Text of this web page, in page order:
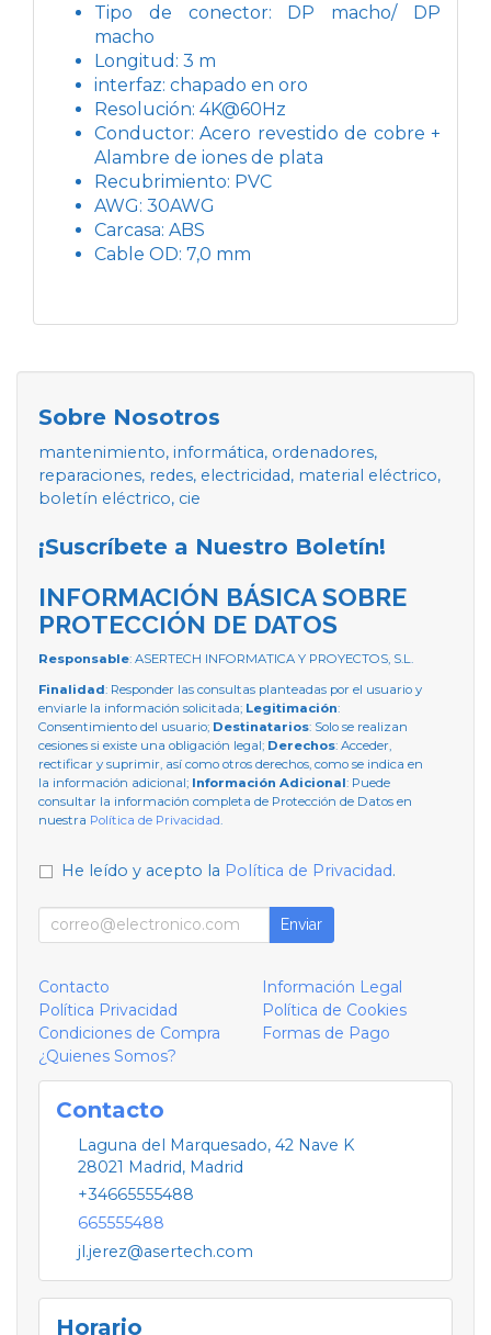
Tipo de conector: DP macho/ DP
macho
Longitud: 3 m
interfaz: chapado en oro
Resolución: 4K@60Hz
Conductor: Acero revestido de cobre +
Alambre de iones de plata
Recubrimiento: PVC
AWG: 30AWG
Carcasa: ABS
Cable OD: 7,0 mm
Sobre Nosotros
mantenimiento, informática, ordenadores,
reparaciones, redes, electricidad, material eléctrico,
boletín eléctrico, cie
¡Suscríbete a Nuestro Boletín!
INFORMACIÓN BÁSICA SOBRE
PROTECCIÓN DE DATOS
Responsable: ASERTECH INFORMATICA Y PROYECTOS, S.L.
Finalidad: Responder las consultas planteadas por el usuario y
enviarle la información solicitada; Legitimación:
Consentimiento del usuario; Destinatarios: Solo se realizan
cesiones si existe una obligación legal; Derechos: Acceder,
rectificar y suprimir, así como otros derechos, como se indica en
la información adicional; Información Adicional: Puede
consultar la información completa de Protección de Datos en
nuestra Política de Privacidad
He leído y acepto la Política de Privacidad.
Enviar
Contacto
Información Legal
Política Privacidad
Política de Cookies
Condiciones de Compra
Formas de Pago
¿Quienes Somos?
Contacto
Laguna del Marquesado, 42 Nave K
28021 Madrid, Madrid
+34665555488
665555488
jl.jerez@asertech.com
Horario